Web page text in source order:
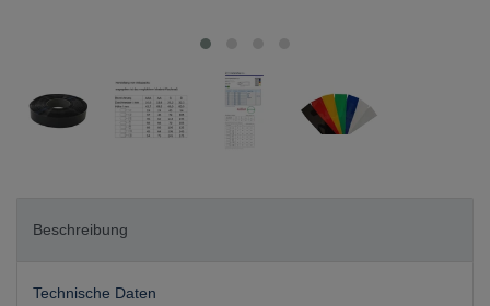
Beschreibung
Technische Daten